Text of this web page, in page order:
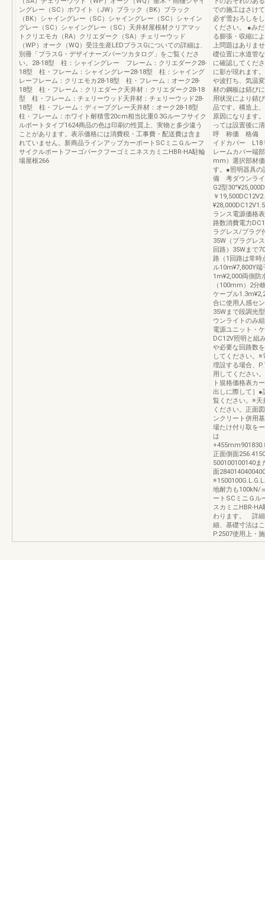
ングレー（SC）ホワイト（JW）ブラック（BK）ブラック
（BK）シャイングレー（SC）シャイングレー（SC）シャイン
グレー（SC）シャイングレー（SC）天井材屋根材クリアマッ
トクリエモカ（RA）クリエダーク（SA）チェリーウッド
（WP）オーク（WQ）受注生産LEDプラスGについての詳細は、
別冊「プラスG・デザイナーズパーツカタログ」をご覧くださ
い。28-18型 柱：シャイングレー フレーム：クリエダーク28-
18型 柱・フレーム：シャイングレー28-18型 柱：シャイング
レーフレーム：クリエモカ28-18型 柱・フレーム：オーク28-
18型 柱・フレーム：クリエダーク天井材：クリエダーク28-18
型 柱・フレーム：チェリーウッド天井材：チェリーウッド28-
18型 柱・フレーム：ディープグレー天井材：オーク28-18型
柱・フレーム：ホワイト耐積雪20cm相当比重0.3Gルーフサイク
ルポートタイプ1624商品の色は印刷の性質上、実物と多少違う
ことがあります。表示価格には消費税・工事費・配送費は含ま
れていません。新商品ラインアップカーポートSCミニＧルーフ
サイクルポートフーゴパークフーゴミニネスカミニHBR-HA駐輪
場屋根266
での施工はさけ
必ず雪おろしを
ください。 ●み
る膨張・収縮に
上問題はありま
礎位置に水道管
に確認してくだ
に影が現れます
や波打ち、気温
材の鋼板は錆び
用状況により錆
品です。構造上
原因になります
っては設置後に
呼 称価 格備 考
イドカバー L18
レームカバー端
mm）選択部材
す。●照明器具
備 考ダウンライ
G2型
￥
ランス電源価格
路数消費電力
ラグレス/プラグ
35W（プラグレ
回路）35Wま
路（1回路は常時
ル10m¥7,800Y
1m¥2,000両側防
（100mm）2分
ケーブル
合に使用人感セ
35Wまで段調光
ウンライトのみ
電源ユニット・
DC12V照明と組
や必要な回路数
してください。
埋設する場合、
用してください
ト規格価格表カ
出しに際して］
覧ください。※天
ください。正面
ンクリート併用
場たけ付り取を
は
正面側面
500100100140ま
面
地耐力も100kN/
ートSCミニＧル
スカミニHBR-
わります。 詳細
細、基礎寸法は
P.2507使用上・